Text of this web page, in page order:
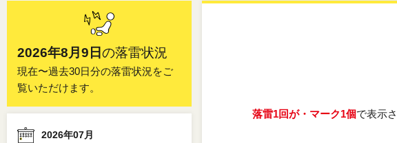
2026年8月9日の落雷状況
現在〜過去30日分の落雷状況をご
覧いただけます。
2026年07月
落雷1回が・マーク1個で表示